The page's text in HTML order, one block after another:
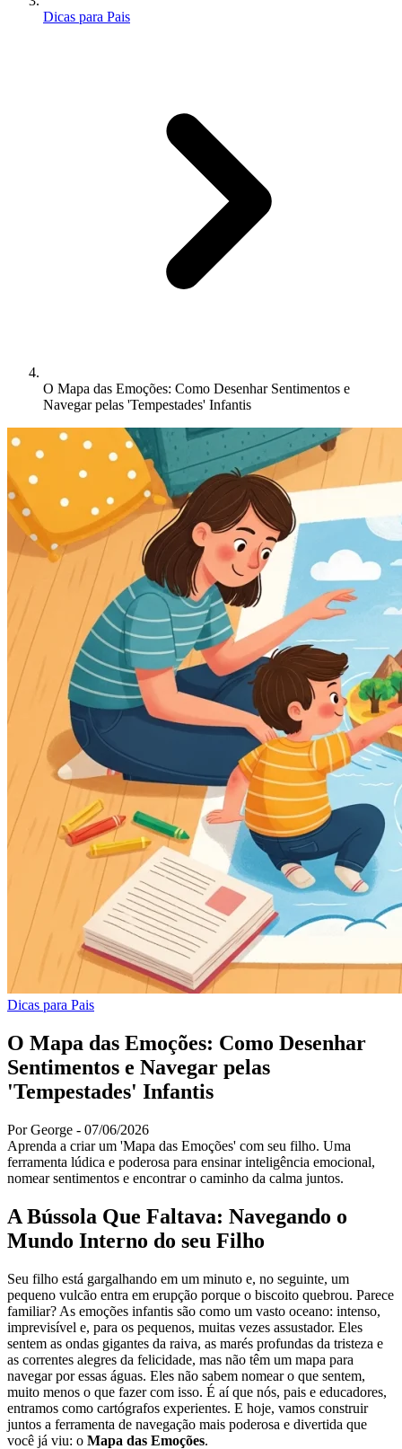
Dicas para Pais
O Mapa das Emoções: Como Desenhar Sentimentos e
Navegar pelas 'Tempestades' Infantis
Dicas para Pais
O Mapa das Emoções: Como Desenhar
Sentimentos e Navegar pelas
'Tempestades' Infantis
Por George - 07/06/2026
Aprenda a criar um 'Mapa das Emoções' com seu filho. Uma
ferramenta lúdica e poderosa para ensinar inteligência emocional,
nomear sentimentos e encontrar o caminho da calma juntos.
A Bússola Que Faltava: Navegando o
Mundo Interno do seu Filho
Seu filho está gargalhando em um minuto e, no seguinte, um
pequeno vulcão entra em erupção porque o biscoito quebrou. Parece
familiar? As emoções infantis são como um vasto oceano: intenso,
imprevisível e, para os pequenos, muitas vezes assustador. Eles
sentem as ondas gigantes da raiva, as marés profundas da tristeza e
as correntes alegres da felicidade, mas não têm um mapa para
navegar por essas águas. Eles não sabem nomear o que sentem,
muito menos o que fazer com isso. É aí que nós, pais e educadores,
entramos como cartógrafos experientes. E hoje, vamos construir
juntos a ferramenta de navegação mais poderosa e divertida que
você já viu: o Mapa das Emoções.